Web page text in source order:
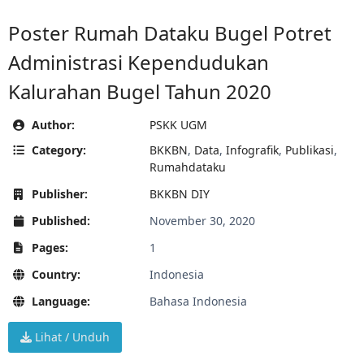
Poster Rumah Dataku Bugel Potret
Administrasi Kependudukan
Kalurahan Bugel Tahun 2020
Author:
PSKK UGM
Category:
BKKBN, Data, Infografik, Publikasi,
Rumahdataku
Publisher:
BKKBN DIY
Published:
November 30, 2020
Pages:
1
Country:
Indonesia
Language:
Bahasa Indonesia
Lihat / Unduh